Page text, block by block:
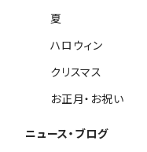
夏
ハロウィン
クリスマス
お正月・お祝い
ニュース・ブログ